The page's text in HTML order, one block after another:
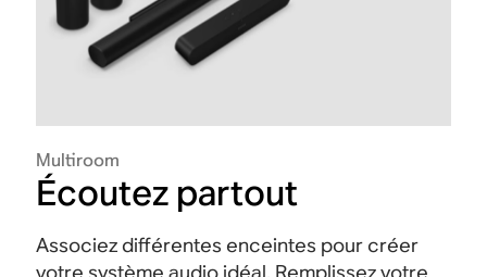
Multiroom
Écoutez partout
Associez différentes enceintes pour créer